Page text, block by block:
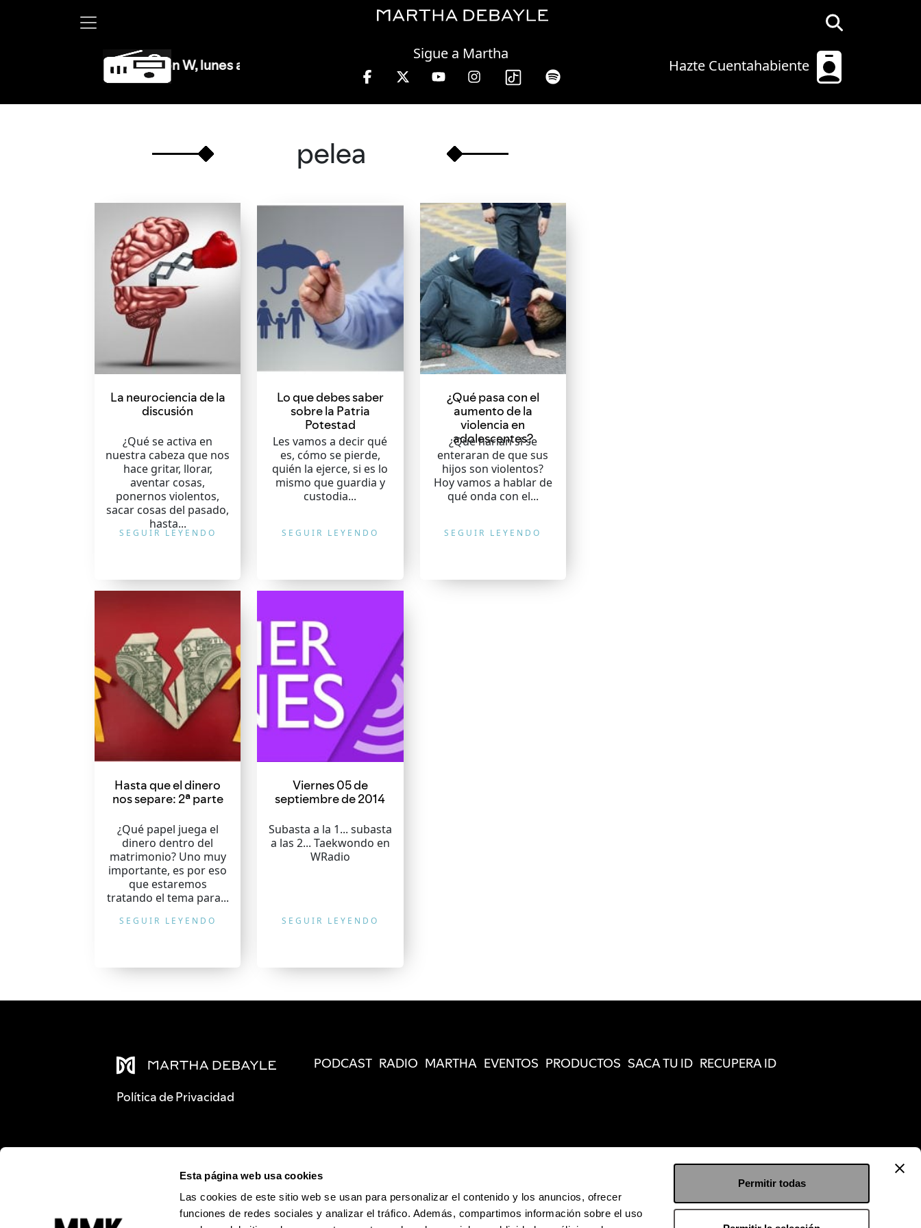
Esta página web usa cookies
Las cookies de este sitio web se usan para personalizar el contenido y los anuncios, ofrecer
funciones de redes sociales y analizar el tráfico. Además, compartimos información sobre el uso
Permitir todas
Hazte Cuentahabiente
Sigue a Martha
Martha Debayle en W, lunes a viernes de 10 a 13 hrs.
pelea
La neurociencia de la
discusión
¿Qué se activa en
nuestra cabeza que nos
hace gritar, llorar,
aventar cosas,
ponernos violentos,
sacar cosas del pasado,
hasta...
SEGUIR LEYENDO
Lo que debes saber
sobre la Patria
Potestad
Les vamos a decir qué
es, cómo se pierde,
quién la ejerce, si es lo
mismo que guardia y
custodia...
SEGUIR LEYENDO
¿Qué pasa con el
aumento de la
violencia en
adolescentes?
¿Qué harían si se
enteraran de que sus
hijos son violentos?
Hoy vamos a hablar de
qué onda con el...
SEGUIR LEYENDO
Hasta que el dinero
nos separe: 2ª parte
¿Qué papel juega el
dinero dentro del
matrimonio? Uno muy
importante, es por eso
que estaremos
tratando el tema para...
SEGUIR LEYENDO
Viernes 05 de
septiembre de 2014
Subasta a la 1... subasta
a las 2... Taekwondo en
WRadio
SEGUIR LEYENDO
Política de Privacidad
PODCAST RADIO MARTHA EVENTOS PRODUCTOS SACA TU ID RECUPERA ID